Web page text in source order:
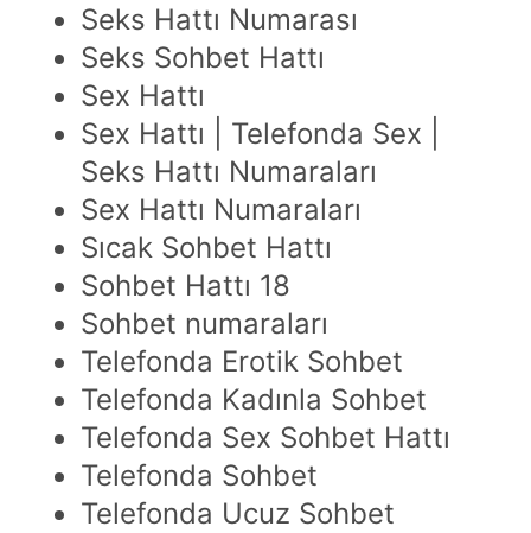
Seks Hattı Numarası
Seks Sohbet Hattı
Sex Hattı
Sex Hattı | Telefonda Sex |
Seks Hattı Numaraları
Sex Hattı Numaraları
Sıcak Sohbet Hattı
Sohbet Hattı 18
Sohbet numaraları
Telefonda Erotik Sohbet
Telefonda Kadınla Sohbet
Telefonda Sex Sohbet Hattı
Telefonda Sohbet
Telefonda Ucuz Sohbet